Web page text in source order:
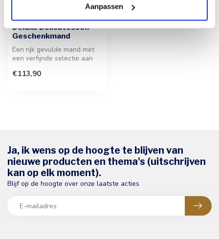
Aanpassen
Deluxe Delicatessen
Geschenkmand
Een rijk gevulde mand met
een verfijnde selectie aan
€113,90
Ja, ik wens op de hoogte te blijven van
nieuwe producten en thema's (uitschrijven
kan op elk moment).
Blijf op de hoogte over onze laatste acties